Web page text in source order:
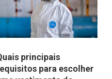
principais
para escolher